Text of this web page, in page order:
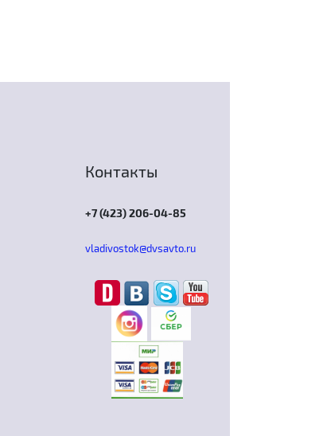
Контакты
+7 (423) 206-04-85
vladivostok@dvsavto.ru